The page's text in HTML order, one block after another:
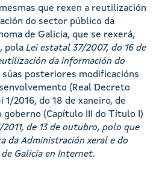
que rexen a reutilización
do sector público da
de Galicia, que se rexerá,
pola Lei estatal 37/2007, do 16 de
da información do
súas posteriores modificacións
(Real Decreto
1/2016, do 18 de xaneiro, de
goberno (Capítulo III do Título I)
2011, de 13 de outubro, polo que
da Administración xeral e do
Galicia en Internet.